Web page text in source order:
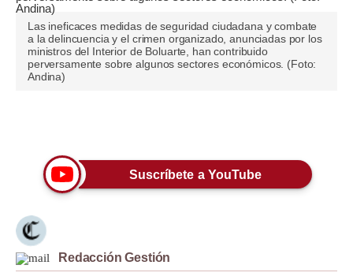
Inmobiliarias
Plus G
Opinión
Tendencias
Lujo
Viajes
Las ineficaces medidas de seguridad ciudadana y combate
a la delincuencia y el crimen organizado, anunciadas por los
ministros del Interior de Boluarte, han contribuido
perversamente sobre algunos sectores económicos. (Foto:
Andina)
Suscríbete a YouTube
Redacción Gestión